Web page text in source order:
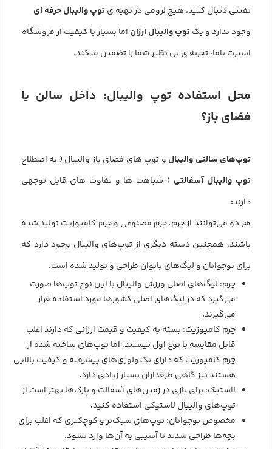
تفننی دنبال کنید، هیچ لزومی در تهیه یتوپ والیبال حرفه ای
وجود ندارد و یکتوپ والیبال ارزان اما بسیار با کیفیت از فروشگاه
اسپرت باما، تجربه ی بی نظیر شما را تضمین میکند.
محل استفاده توپ والیبال: داخل سالن یا
فضای باز؟
توپ‌های سالنی والیبال و توپ های فضای باز والیبال ( به اصطلاح
توپ والیبال آسفالتی ) شباهت ها و تفاوت های قابل توجهی
دارند:
هر دو می‌توانند از چرم، چرم مصنوعی و چرم کامپوزیت تولید شده
باشند. همچنین دسته دیگری از توپ‌های والیبال وجود دارد که
برای نوجوانان و لیگ‌های بانوان طراحی و تولید شده است.
چرم: لیگ‌های اصلی ورزش والیبال با این نوع توپ‌ها صورت
می‌گیرد که در لیگ‌های اصلی کشور‌ها مورد استفاده قرار
می‌گیرند.
چرم کامپوزیت: بسته به کیفیت و قیمت ارزانی که دارند اغلب
قابل مقایسه با نوع اول نیستند؛ اما توپ‌های ساخته شده از
چرم کامپوزیت که دارای تکنولوژی‌های پیشرفته و کیفیت بالایی
هستند نیز گاهی طرفداران بسیار زیادی دارد.
لاستیک: برای بازی در زمین‌های آسفالت و پارک‌ها بهتر است از
توپ‌های والیبال لاستیکی استفاده کنید.
مخصوص نوجوانان: توپ‌های سبک‌تر و کوچکتری که اغلب برای
بچه‌ها طراحی شدند تا آسیبی به آن‌ها وارد نشود.